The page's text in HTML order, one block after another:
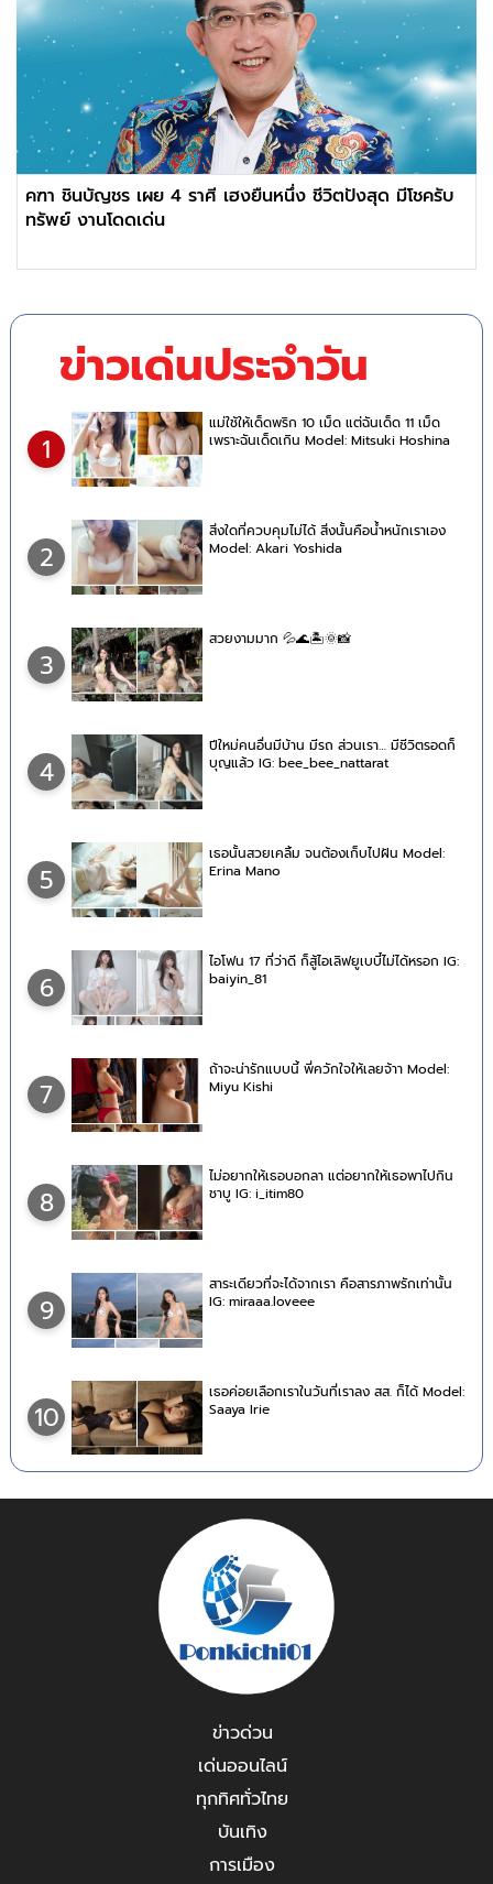
คฑา ชินบัญชร เผย 4 ราศี เฮงยืนหนึ่ง ชีวิตปังสุด มีโชครับ
ทรัพย์ งานโดดเด่น
ข่าวเด่นประจำวัน
1
แม่ใช้ให้เด็ดพริก 10 เม็ด แต่ฉันเด็ด 11 เม็ด
เพราะฉันเด็ดเกิน Model: Mitsuki Hoshina
2
สิ่งใดที่ควบคุมไม่ได้ สิ่งนั้นคือน้ำหนักเราเอง
Model: Akari Yoshida
3
สวยงามมาก 💦🌊🏝🌞📸
4
ปีใหม่คนอื่นมีบ้าน มีรถ ส่วนเรา… มีชีวิตรอดก็
บุญแล้ว IG: bee_bee_nattarat
5
เธอนั้นสวยเคลิ้ม จนต้องเก็บไปฝัน Model:
Erina Mano
6
ไอโฟน 17 ที่ว่าดี ก็สู้ไอเลิฟยูเบบี๋ไม่ได้หรอก IG:
baiyin_81
7
ถ้าจะน่ารักแบบนี้ พี่ควักใจให้เลยจ้าา Model:
Miyu Kishi
8
ไม่อยากให้เธอบอกลา แต่อยากให้เธอพาไปกิน
ชาบู IG: i_itim80
9
สาระเดียวที่จะได้จากเรา คือสารภาพรักเท่านั้น
IG: miraaa.loveee
10
เธอค่อยเลือกเราในวันที่เราลง สส. ก็ได้ Model:
Saaya Irie
ข่าวด่วน
เด่นออนไลน์
ทุกทิศทั่วไทย
บันเทิง
การเมือง